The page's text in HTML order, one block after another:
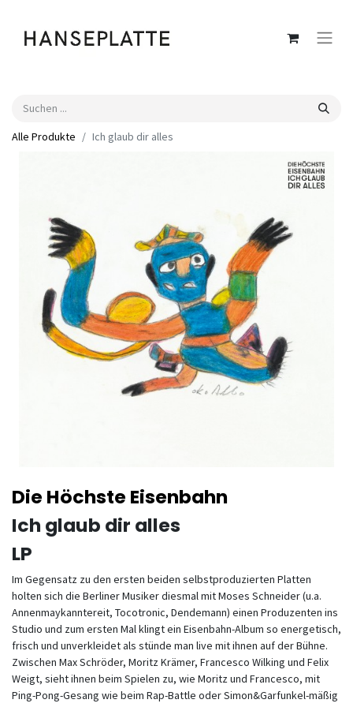
Alle Produkte Ich glaub dir alles
Die Höchste Eisenbahn
Ich glaub dir alles
LP
Im Gegensatz zu den ersten beiden selbstproduzierten Platten
holten sich die Berliner Musiker diesmal mit Moses Schneider (u.a.
Annenmaykanntereit, Tocotronic, Dendemann) einen Produzenten ins
Studio und zum ersten Mal klingt ein Eisenbahn-Album so energetisch,
frisch und unverkleidet als stünde man live mit ihnen auf der Bühne.
Zwischen Max Schröder, Moritz Krämer, Francesco Wilking und Felix
Weigt, sieht ihnen beim Spielen zu, wie Moritz und Francesco, mit
Ping-Pong-Gesang wie beim Rap-Battle oder Simon&Garfunkel-mäßig